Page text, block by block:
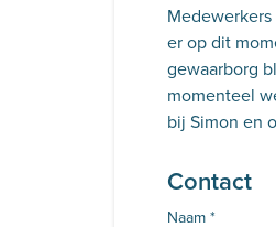
er op dit
gewaarborg
momenteel
bij Simon en
Contact
Naam*